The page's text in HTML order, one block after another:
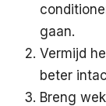
gaan.
Vermijd
beter
Breng